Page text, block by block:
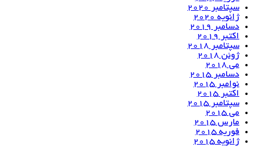
سپتامبر 2020
ژانویه 2020
دسامبر 2019
اکتبر 2019
سپتامبر 2018
ژوئن 2018
می 2018
دسامبر 2015
نوامبر 2015
اکتبر 2015
سپتامبر 2015
می 2015
مارس 2015
فوریه 2015
ژانویه 2015